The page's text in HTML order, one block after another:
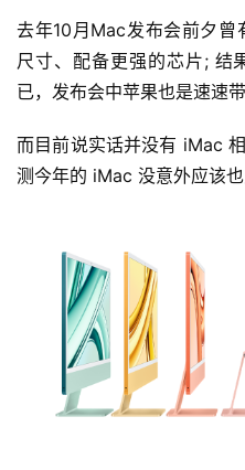
去年10月Mac发布会前夕
尺寸、配备更强的芯片; 结
已，发布会中苹果也是速速
而目前说实话并没有 iMac
测今年的 iMac 没意外应该